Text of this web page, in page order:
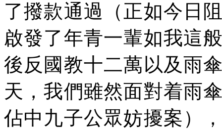
了撥款通過（正如今日
啟發了年青一輩如我這
後反國教十二萬以及雨
天，我們雖然面對着雨
佔中九子公眾妨擾案）